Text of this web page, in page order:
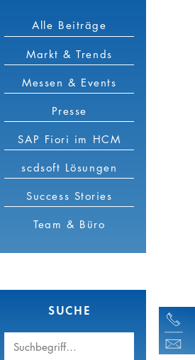
Alle Beiträge
Markt & Trends
Messen & Events
Presse
SAP Fiori im HCM
scdsoft Lösungen
Success Stories
Team & Büro
SUCHE
Suchbegriff